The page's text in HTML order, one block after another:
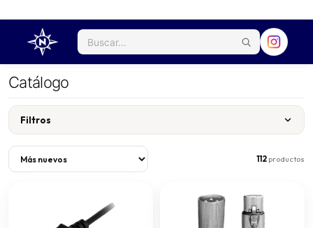
Catálogo
Filtros
112productos